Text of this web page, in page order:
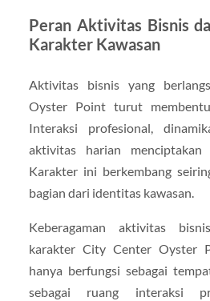
Peran Aktivitas Bisnis
Karakter Kawasan
Aktivitas bisnis yang
Oyster Point turut
Interaksi profesional,
aktivitas harian menciptakan
Karakter ini berkembang
bagian dari identitas kawasan.
Keberagaman aktivitas
karakter City Center Oyster
hanya berfungsi sebagai
sebagai ruang interaksi